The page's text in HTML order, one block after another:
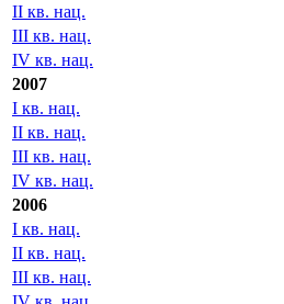
II кв. нац.
III кв. нац.
IV кв. нац.
2007
I кв. нац.
II кв. нац.
III кв. нац.
IV кв. нац.
2006
I кв. нац.
II кв. нац.
III кв. нац.